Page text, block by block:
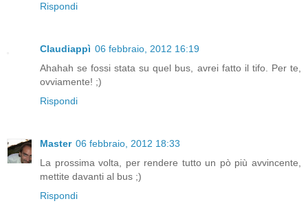
Rispondi
Claudiappì 06 febbraio, 2012 16:19
Ahahah se fossi stata su quel bus, avrei fatto il tifo. Per te,
ovviamente! ;)
Rispondi
Master 06 febbraio, 2012 18:33
La prossima volta, per rendere tutto un pò più avvincente,
mettite davanti al bus ;)
Rispondi